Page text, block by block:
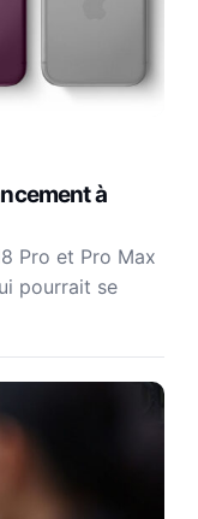
à
Pro et Pro Max
pourrait se